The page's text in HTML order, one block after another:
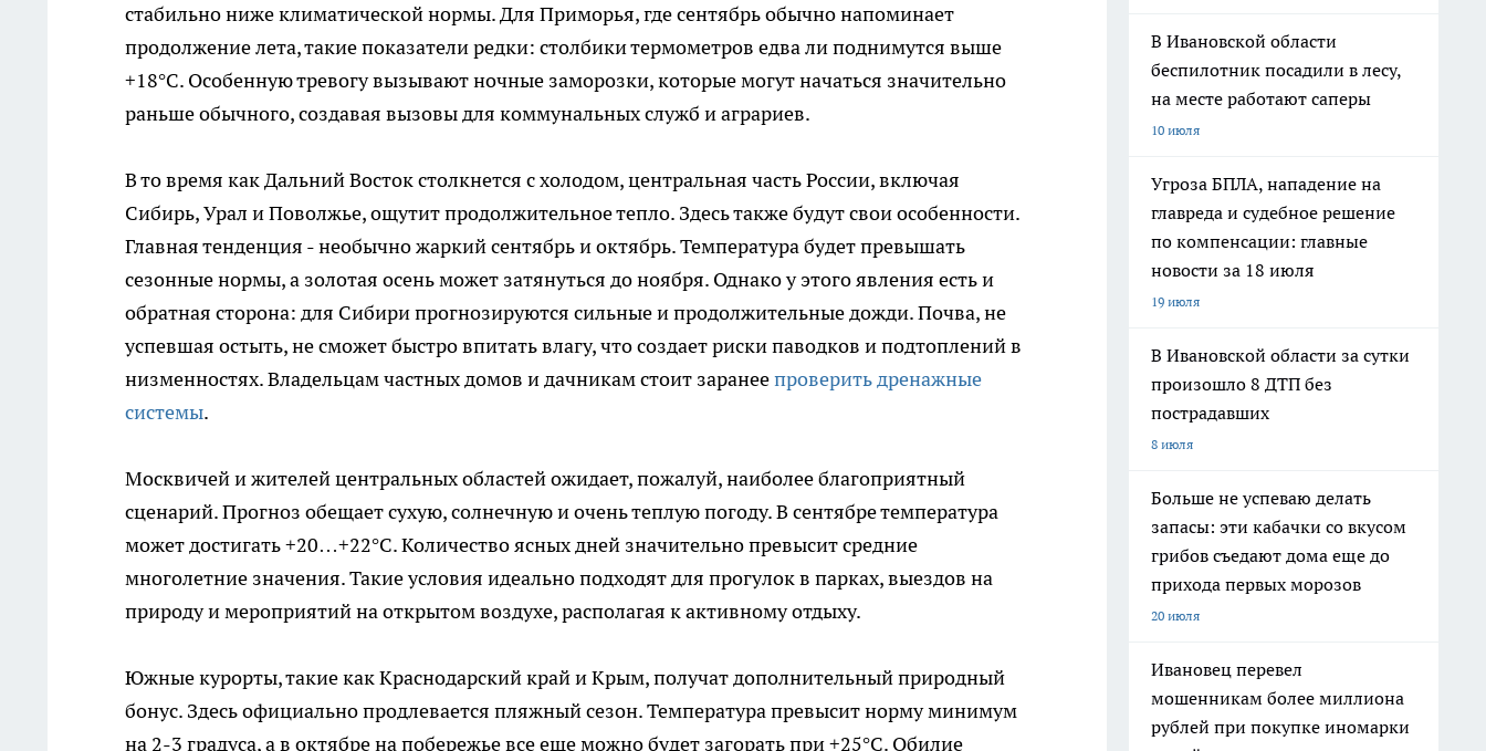
стабильно ниже климатической нормы. Для Приморья, где сентябрь обычно напоминает
продолжение лета, такие показатели редки: столбики термометров едва ли поднимутся выше
+18°C. Особенную тревогу вызывают ночные заморозки, которые могут начаться значительно
раньше обычного, создавая вызовы для коммунальных служб и аграриев.
В то время как Дальний Восток столкнется с холодом, центральная часть России, включая
Сибирь, Урал и Поволжье, ощутит продолжительное тепло. Здесь также будут свои особенности.
Главная тенденция - необычно жаркий сентябрь и октябрь. Температура будет превышать
сезонные нормы, а золотая осень может затянуться до ноября. Однако у этого явления есть и
обратная сторона: для Сибири прогнозируются сильные и продолжительные дожди. Почва, не
успевшая остыть, не сможет быстро впитать влагу, что создает риски паводков и подтоплений в
низменностях. Владельцам частных домов и дачникам стоит заранеепроверить дренажные
системы.
Москвичей и жителей центральных областей ожидает, пожалуй, наиболее благоприятный
сценарий. Прогноз обещает сухую, солнечную и очень теплую погоду. В сентябре температура
может достигать +20…+22°C. Количество ясных дней значительно превысит средние
многолетние значения. Такие условия идеально подходят для прогулок в парках, выездов на
природу и мероприятий на открытом воздухе, располагая к активному отдыху.
Южные курорты, такие как Краснодарский край и Крым, получат дополнительный природный
бонус. Здесь официально продлевается пляжный сезон. Температура превысит норму минимум
на 2-3 градуса, а в октябре на побережье все еще можно будет загорать при +25°C. Обилие
В Ивановской области
беспилотник посадили в лесу,
на месте работают саперы
10 июля
Угроза БПЛА, нападение на
главреда и судебное решение
по компенсации: главные
новости за 18 июля
19 июля
В Ивановской области за сутки
произошло 8 ДТП без
пострадавших
8 июля
Больше не успеваю делать
запасы: эти кабачки со вкусом
грибов съедают дома еще до
прихода первых морозов
20 июля
Ивановец перевел
мошенникам более миллиона
рублей при покупке иномарки